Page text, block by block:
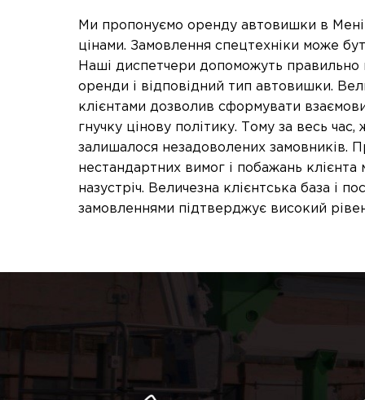
Ми пропонуємо оренду автовишки в Мені
цінами. Замовлення спецтехніки може
Наші диспетчери допоможуть правильно
оренди і відповідний тип автовишки.
клієнтами дозволив сформувати
гнучку цінову політику. Тому за весь
залишалося незадоволених замовників.
нестандартних вимог і побажань
назустріч. Величезна клієнтська база і
замовленнями підтверджує високий